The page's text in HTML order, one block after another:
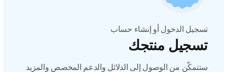
تسجيل الدخول أو إنشاء حساب
تسجيل منتجك
ستتمكّن من الوصول إلى الدلائل والدعم المخصص والمزيد